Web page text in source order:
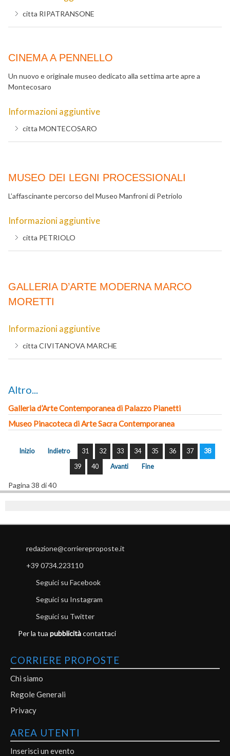
citta RIPATRANSONE
CINEMA A PENNELLO
Un nuovo e originale museo dedicato alla settima arte apre a
Montecosaro
Informazioni aggiuntive
citta MONTECOSARO
MUSEO DEI LEGNI PROCESSIONALI
L’affascinante percorso del Museo Manfroni di Petriolo
Informazioni aggiuntive
citta PETRIOLO
GALLERIA D’ARTE MODERNA MARCO
MORETTI
Informazioni aggiuntive
citta CIVITANOVA MARCHE
Altro...
Galleria d’Arte Contemporanea di Palazzo Pianetti
Museo Pinacoteca di Arte Sacra Contemporanea
Inizio Indietro 31 32 33 34 35 36 37
38
39
40 Avanti Fine
Pagina 38 di 40
redazione@corriereproposte.it
+39 0734.223110
Seguici su Facebook
Seguici su Instagram
Seguici su Twitter
Per la tua pubblicitàcontattaci
CORRIERE PROPOSTE
Chi siamo
Regole Generali
Privacy
AREA UTENTI
Inserisci un evento